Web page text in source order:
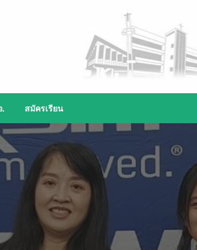
. สมัครเรียน